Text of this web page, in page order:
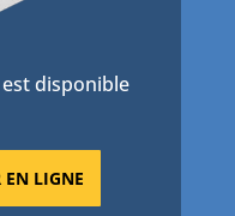
disponible
EN LIGNE